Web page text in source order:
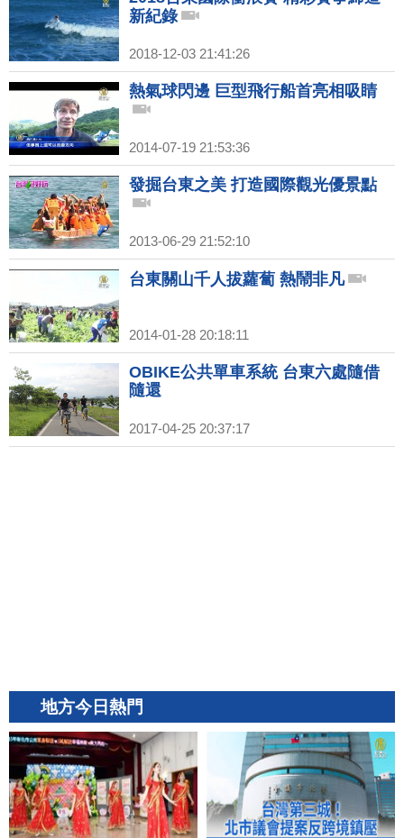
新紀錄
2018-12-03 21:41:26
熱氣球閃邊 巨型飛行船首亮相吸睛
2014-07-19 21:53:36
發掘台東之美 打造國際觀光優景點
2013-06-29 21:52:10
台東關山千人拔蘿蔔 熱鬧非凡
2014-01-28 20:18:11
OBIKE公共單車系統 台東六處隨借
隨還
2017-04-25 20:37:17
地方今日熱門